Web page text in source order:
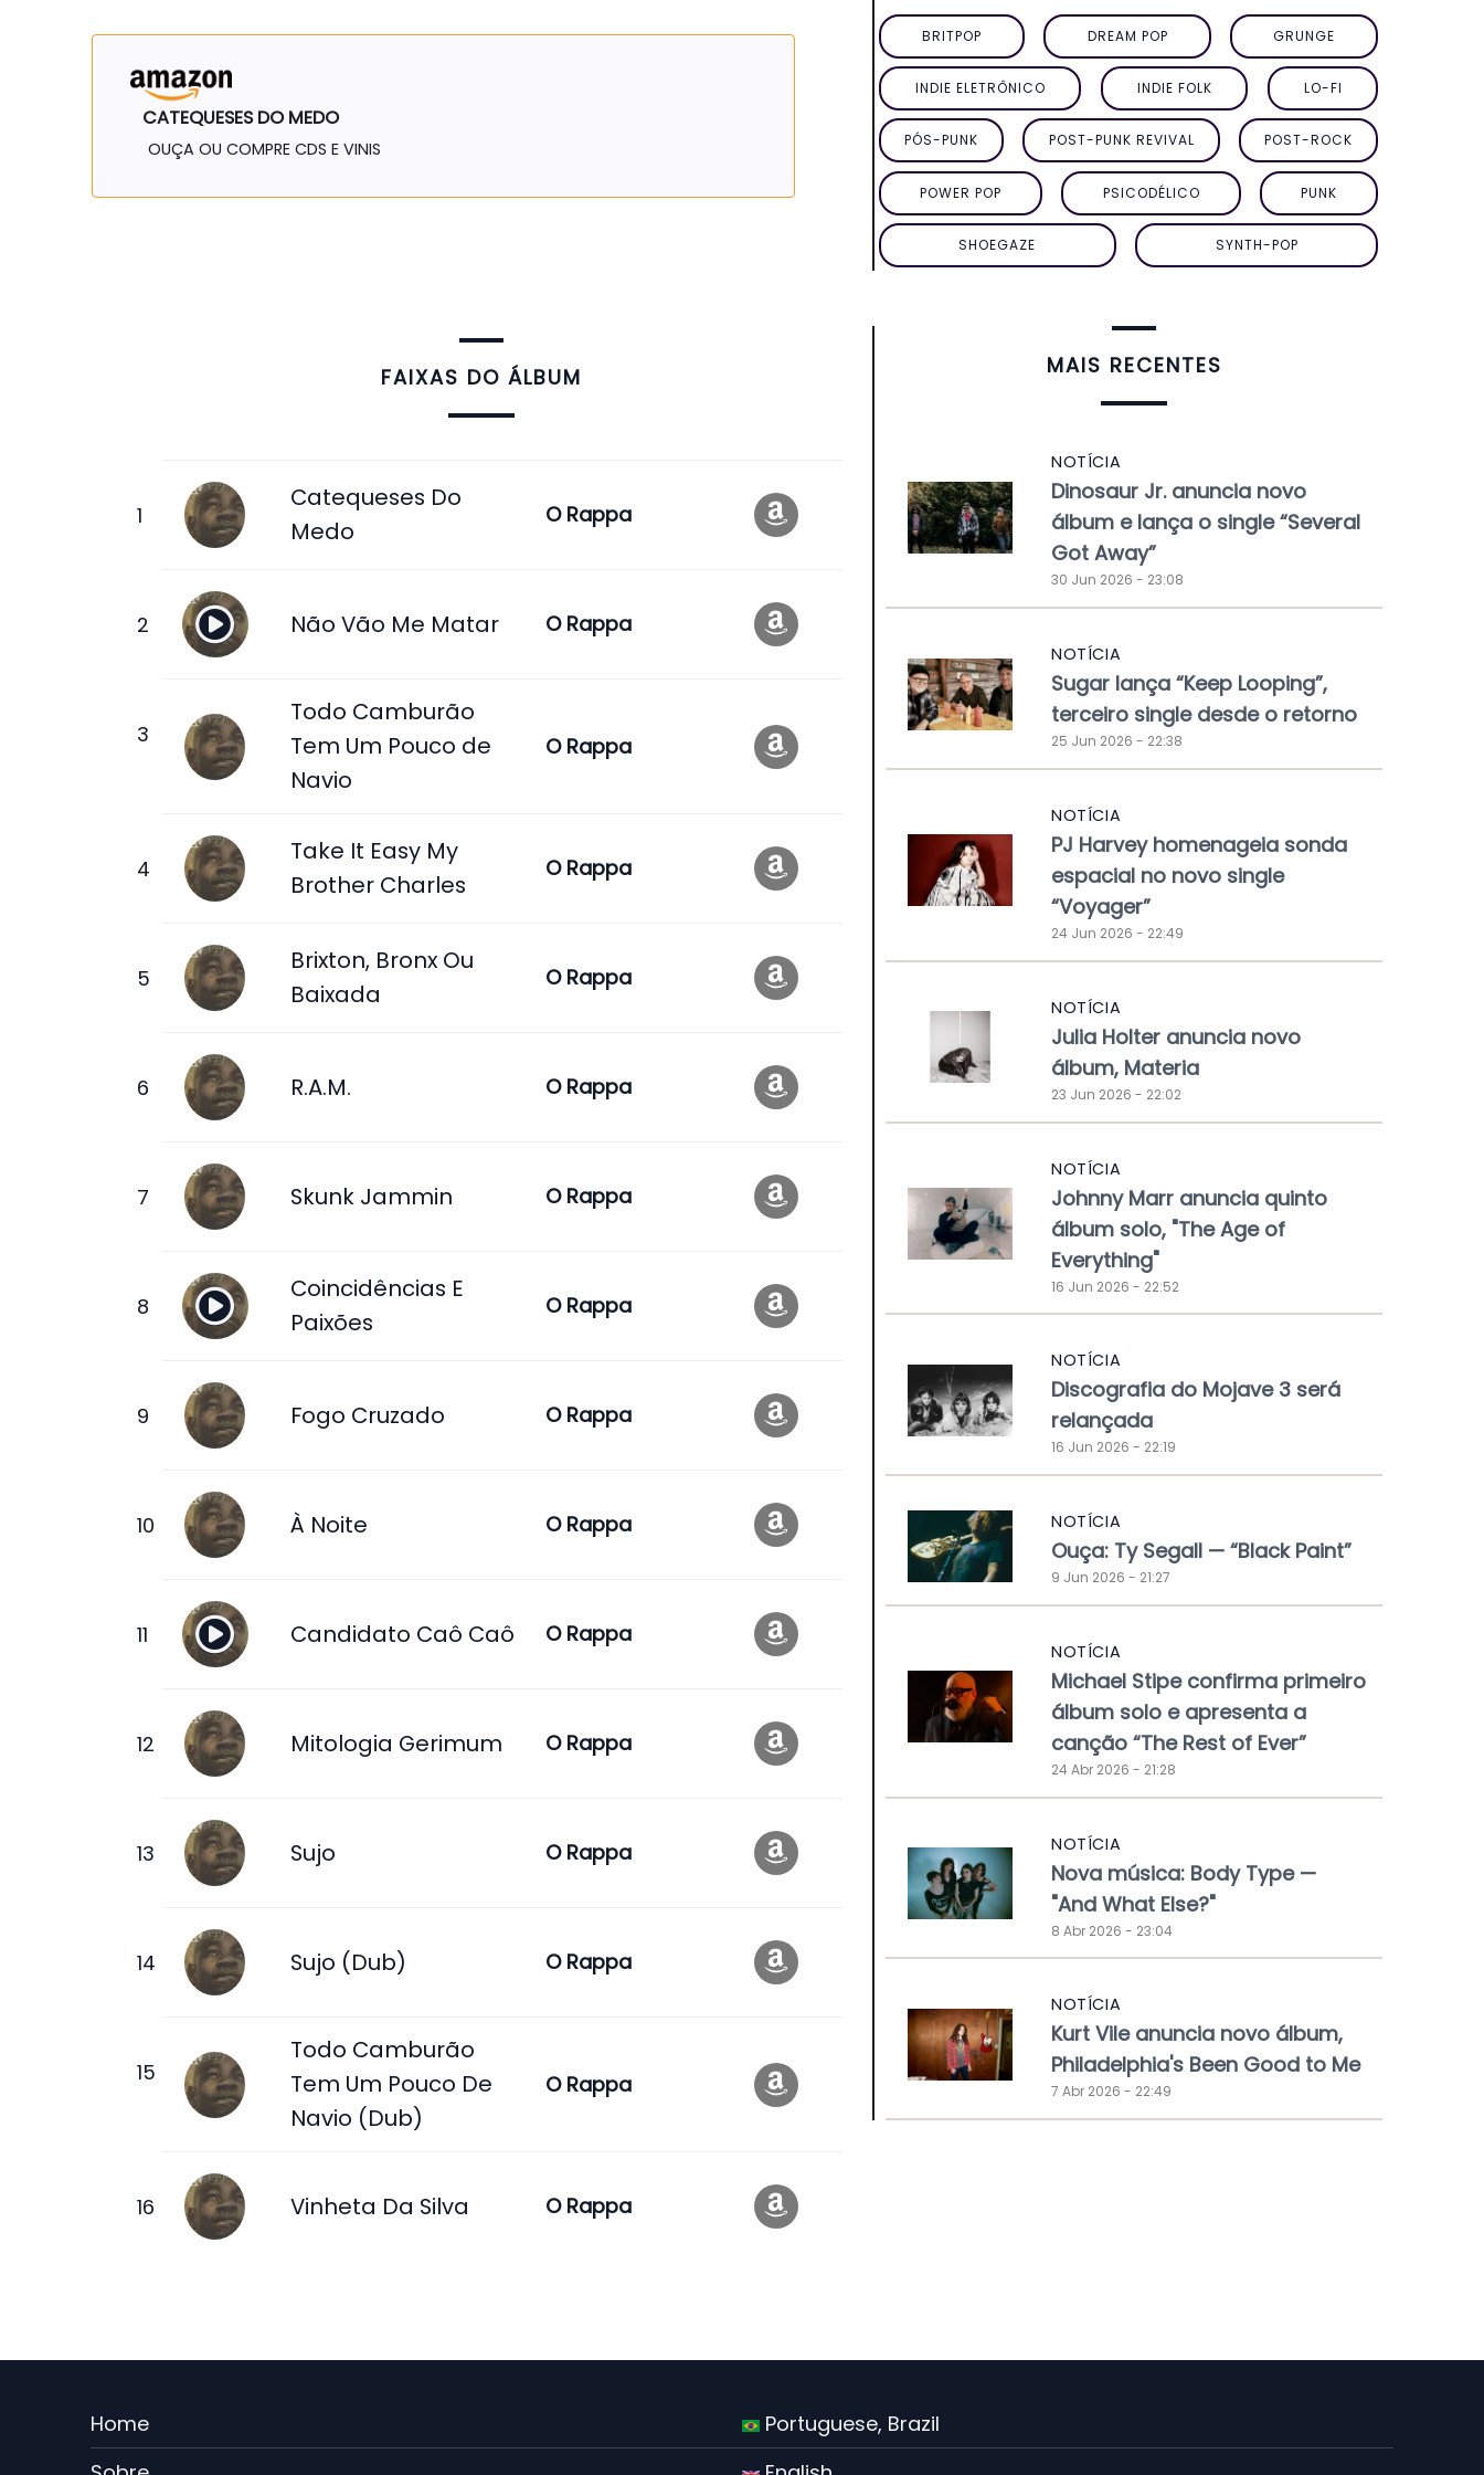
CATEQUESES DO MEDO
OUÇA OU COMPRE CDS E VINIS
FAIXAS DO ÁLBUM
Catequeses Do
Medo
O Rappa
Não Vão Me Matar O Rappa
Todo Camburão
Tem Um Pouco de
Navio
O Rappa
Take It Easy My
Brother Charles
O Rappa
Brixton, Bronx Ou
Baixada
O Rappa
R.A.M. O Rappa
Skunk Jammin O Rappa
Coincidências E
Paixões
O Rappa
Fogo Cruzado O Rappa
À Noite O Rappa
Candidato Caô Caô O Rappa
Mitologia Gerimum O Rappa
Sujo O Rappa
Sujo (Dub) O Rappa
Todo Camburão
Tem Um Pouco De
Navio (Dub)
O Rappa
Vinheta Da Silva O Rappa
BRITPOP DREAM POP GRUNGE
INDIE ELETRÔNICO INDIE FOLK LO-FI
PÓS-PUNK POST-PUNK REVIVAL POST-ROCK
POWER POP PSICODÉLICO PUNK
SHOEGAZE SYNTH-POP
MAIS RECENTES
NOTÍCIA
Dinosaur Jr. anuncia novo
álbum e lança o single “Several
Got Away”
30 Jun 2026 - 23:08
NOTÍCIA
Sugar lança “Keep Looping”,
terceiro single desde o retorno
25 Jun 2026 - 22:38
NOTÍCIA
PJ Harvey homenageia sonda
espacial no novo single
“Voyager”
24 Jun 2026 - 22:49
NOTÍCIA
Julia Holter anuncia novo
álbum, Materia
23 Jun 2026 - 22:02
NOTÍCIA
Johnny Marr anuncia quinto
álbum solo, "The Age of
Everything"
16 Jun 2026 - 22:52
NOTÍCIA
Discografia do Mojave 3 será
relançada
16 Jun 2026 - 22:19
NOTÍCIA
Ouça: Ty Segall — “Black Paint”
9 Jun 2026 - 21:27
NOTÍCIA
Michael Stipe confirma primeiro
álbum solo e apresenta a
canção “The Rest of Ever”
24 Abr 2026 - 21:28
NOTÍCIA
Nova música: Body Type —
"And What Else?"
8 Abr 2026 - 23:04
NOTÍCIA
Kurt Vile anuncia novo álbum,
Philadelphia's Been Good to Me
7 Abr 2026 - 22:49
Menu
Rodape
Home
Portuguese, Brazil